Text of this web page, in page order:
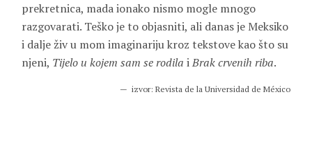
prekretnica, mada ionako nismo mogle mnogo
razgovarati. Teško je to objasniti, ali danas je Meksiko
i dalje živ u mom imaginariju kroz tekstove kao što su
njeni, Tijelo u kojem sam se rodila iBrak crvenih riba.
izvor: Revista de la Universidad de México